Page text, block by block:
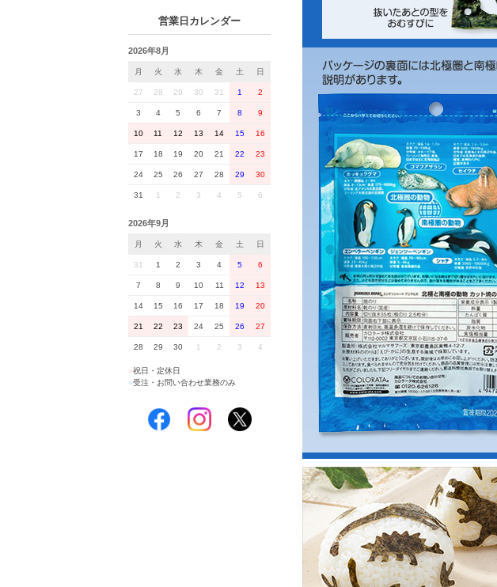
営業日カレンダー
2026年8月
月 火 水 木 金 土 日
27 28 29 30 31 1 2
3 4 5 6 7 8 9
10 11 12 13 14 15 16
17 18 19 20 21 22 23
24 25 26 27 28 29 30
31 1 2 3 4 5 6
2026年9月
月 火 水 木 金 土 日
31 1 2 3 4 5 6
7 8 9 10 11 12 13
14 15 16 17 18 19 20
21 22 23 24 25 26 27
28 29 30 1 2 3 4
祝日・定休日
■受注・お問い合わせ業務のみ